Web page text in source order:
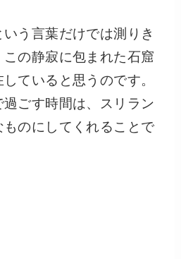
う言葉だけでは測りき
の静寂に包まれた石窟
ていると思うのです。
ごす時間は、スリラン
のにしてくれることで